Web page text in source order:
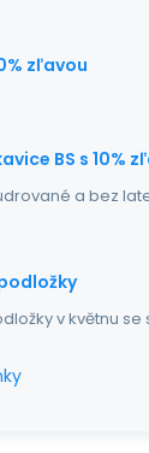
zľavou
BS s 10%
a bez
v květnu se